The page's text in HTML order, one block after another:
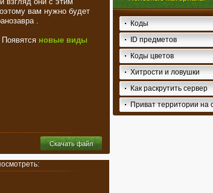
Коды
ID предметов
Коды цветов
Хитрости и ловушки
Как раскрутить сервер
Приват территории на
вам нужно будет
.
новые виды
Скачать файл